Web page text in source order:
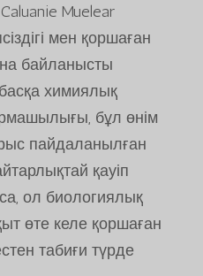
Muelear
мен қоршаған
байланысты
химиялық
бұл өнім
пайдаланылған
қауіп
ол биологиялық
өте келе қоршаған
табиғи түрде